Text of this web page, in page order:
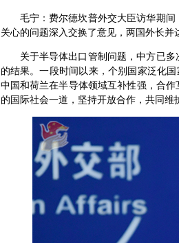
毛宁：费尔德坎普外交大臣访华期
关心的问题深入交换了意见，两国外长并
关于半导体出口管制问题，中方已
的结果。一段时间以来，个别国家泛化
中国和荷兰在半导体领域互补性强，合
的国际社会一道，坚持开放合作，共同维